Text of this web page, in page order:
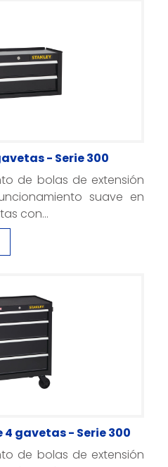
- Serie 300
de bolas de extensión
suave en
con...
gavetas - Serie 300
de bolas de extensión